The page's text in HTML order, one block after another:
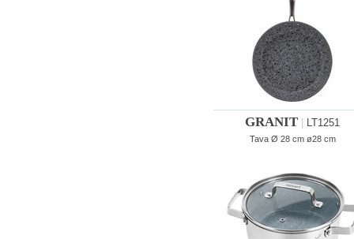
GRANIT LT1251
Tava Ø 28 cm ø28 cm